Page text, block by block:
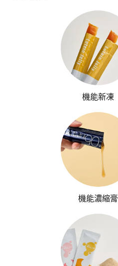
機能新凍
機能濃縮膏